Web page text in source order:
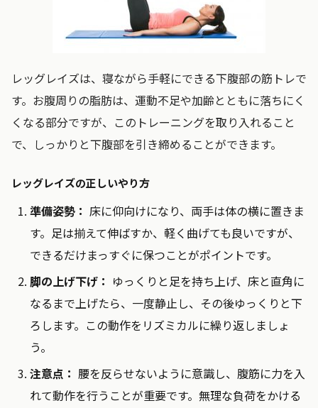
レッグレイズは、寝ながら手軽にできる下腹部の筋トレで
す。お腹周りの脂肪は、運動不足や加齢とともに落ちにく
くなる部分ですが、このトレーニングを取り入れること
で、しっかりと下腹部を引き締めることができます。
レッグレイズの正しいやり方
準備姿勢： 床に仰向けになり、両手は体の横に置きま
す。足は揃えて伸ばすか、軽く曲げても良いですが、
できるだけまっすぐに保つことがポイントです。
脚の上げ下げ： ゆっくりと足を持ち上げ、床と直角に
なるまで上げたら、一度静止し、その後ゆっくりと下
ろします。この動作をリズミカルに繰り返しましょ
う。
注意点： 腰を反らせないように意識し、腹筋に力を入
れて動作を行うことが重要です。無理な負荷をかける